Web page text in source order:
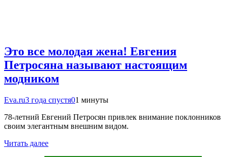
Это все молодая жена! Евгения
Петросяна называют настоящим
модником
Eva.ru3 года спустя01 минуты
78-летний Евгений Петросян привлек внимание поклонников
своим элегантным внешним видом.
Читать далее